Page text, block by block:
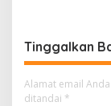
Tinggalkan
Alamat email
ditandai *